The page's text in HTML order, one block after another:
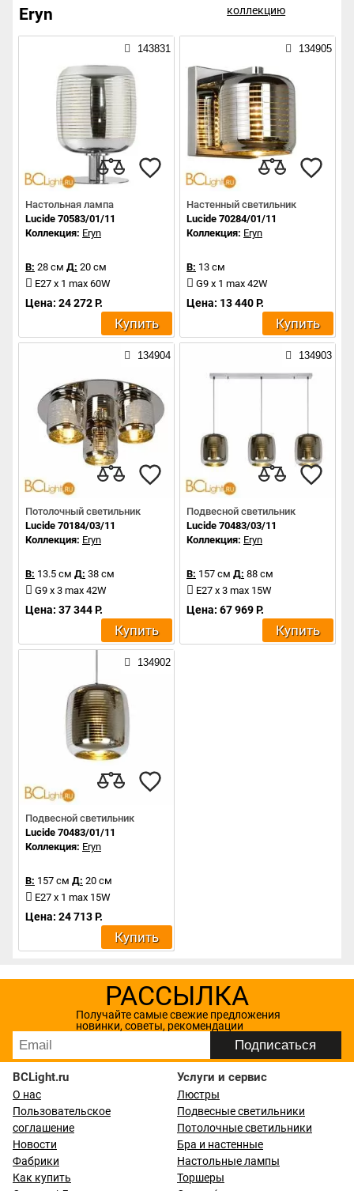
Eryn
коллекцию
143831
Настольная лампа
Lucide 70583/01/11
Коллекция: Eryn
В: 28 см Д: 20 см
E27 x 1 max 60W
Цена: 24 272 Р.
Купить
134905
Настенный светильник
Lucide 70284/01/11
Коллекция: Eryn
В: 13 см
G9 x 1 max 42W
Цена: 13 440 Р.
Купить
134904
Потолочный светильник
Lucide 70184/03/11
Коллекция: Eryn
В: 13.5 см Д: 38 см
G9 x 3 max 42W
Цена: 37 344 Р.
Купить
134903
Подвесной светильник
Lucide 70483/03/11
Коллекция: Eryn
В: 157 см Д: 88 см
E27 x 3 max 15W
Цена: 67 969 Р.
Купить
134902
Подвесной светильник
Lucide 70483/01/11
Коллекция: Eryn
В: 157 см Д: 20 см
E27 x 1 max 15W
Цена: 24 713 Р.
Купить
РАССЫЛКА
Получайте самые свежие предложения
новинки, советы, рекомендации
BCLight.ru
О нас
Пользовательское
соглашение
Новости
Фабрики
Как купить
Услуги и сервис
Люстры
Подвесные светильники
Потолочные светильники
Бра и настенные
Настольные лампы
Торшеры